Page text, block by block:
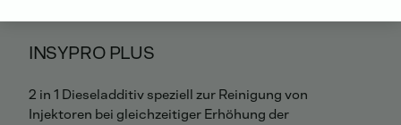
INSYPRO PLUS
2 in 1 Dieseladditiv speziell zur Reinigung von
Injektoren bei gleichzeitiger Erhöhung der